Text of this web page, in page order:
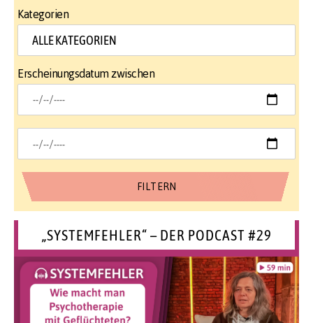
Kategorien
Erscheinungsdatum zwischen
„SYSTEMFEHLER“ – DER PODCAST #29